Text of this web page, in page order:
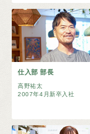
仕入部 部長
高野祐太
2007年4月新卒入社